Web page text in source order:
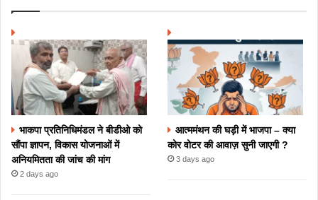
भाकपा प्रतिनिधिमंडल ने बीडीओ को
सौंपा ज्ञापन, विकास योजनाओं में
अनियमितता की जांच की मांग
2 days ago
आत्ममंथन की घड़ी में भाजपा – क्या
कोर वोटर की आवाज़ सुनी जाएगी ?
3 days ago